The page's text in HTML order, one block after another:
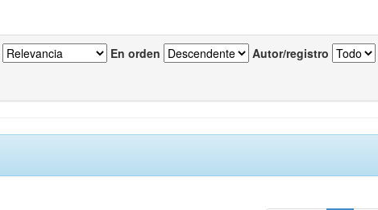
En orden Autor/registro